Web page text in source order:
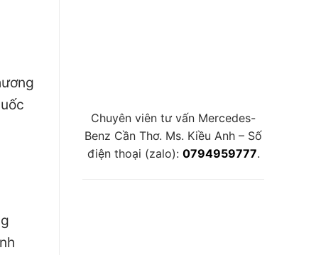
Chuyên viên tư vấn Mercedes-
Benz Cần Thơ. Ms. Kiều Anh – Số
điện thoại (zalo): 0794959777.